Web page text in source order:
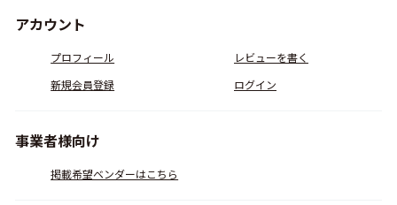
アカウント
プロフィール
レビューを書く
新規会員登録
ログイン
事業者様向け
掲載希望ベンダーはこちら